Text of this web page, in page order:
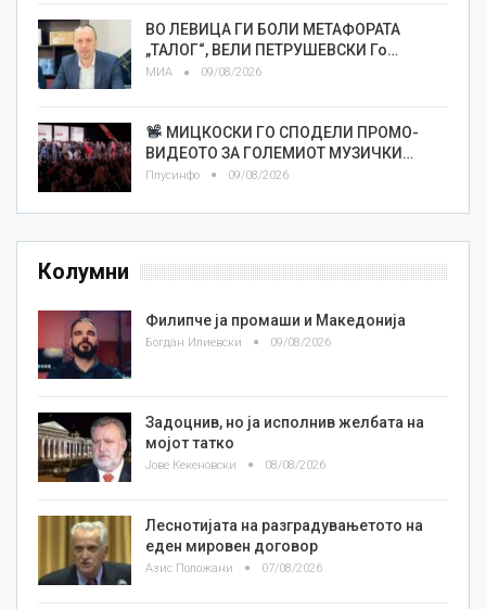
ВО ЛЕВИЦА ГИ БОЛИ МЕТАФОРАТА
„ТАЛОГ“, ВЕЛИ ПЕТРУШЕВСКИ Го…
МИА 09/08/2026
МИЦКОСКИ ГО СПОДЕЛИ ПРОМО-
ВИДЕОТО ЗА ГОЛЕМИОТ МУЗИЧКИ…
Плусинфо 09/08/2026
Колумни
Филипче ја промаши и Македонија
Богдан Илиевски 09/08/2026
Задоцнив, но ја исполнив желбата на
мојот татко
Јове Кекеновски 08/08/2026
Леснотијата на разградувањетото на
еден мировен договор
Азис Положани 07/08/2026